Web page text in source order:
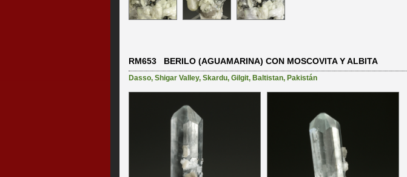
RM653 BERILO (AGUAMARINA) CON MOSCOVITA Y ALBITA
Dasso, Shigar Valley, Skardu, Gilgit, Baltistan, Pakistán